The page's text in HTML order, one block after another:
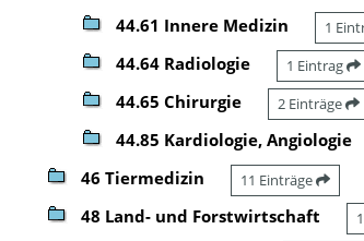
44.61 Innere Medizin 1
44.64 Radiologie 1 Eintrag
44.65 Chirurgie 2 Einträge
44.85 Kardiologie, Angiologie
46 Tiermedizin 11 Einträge
48 Land- und Forstwirtschaft